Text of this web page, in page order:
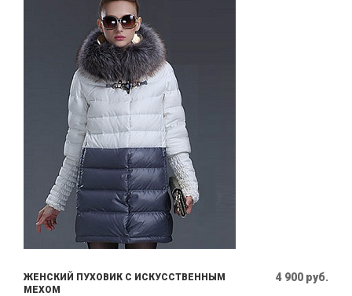
ЖЕНСКИЙ ПУХОВИК С ИСКУССТВЕННЫМ
МЕХОМ
4 900 руб.